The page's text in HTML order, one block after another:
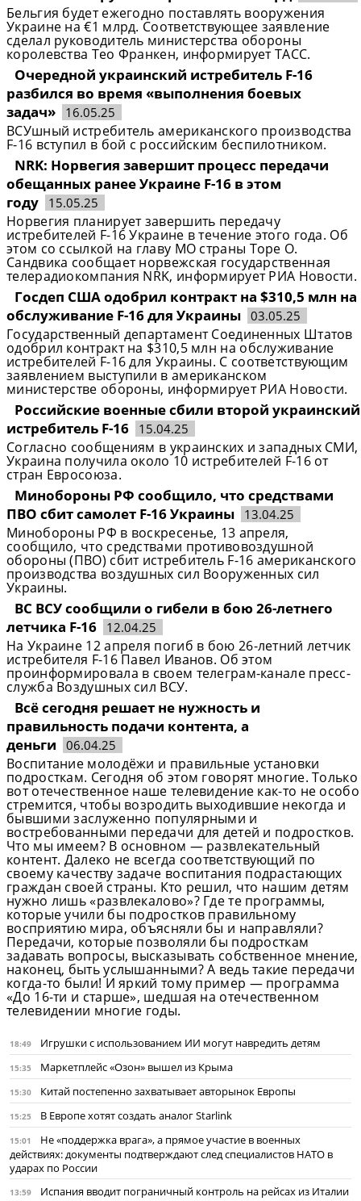
Бельгия будет ежегодно поставлять вооружения
Украине на €1 млрд. Соответствующее заявление
сделал руководитель министерства обороны
королевства Тео Франкен, информирует ТАСС.
Очередной украинский истребитель F-16
разбился во время «выполнения боевых
задач»
16.05.25
ВСУшный истребитель американского производства
F-16 вступил в бой с российским беспилотником.
NRK: Норвегия завершит процесс передачи
обещанных ранее Украине F-16 в этом
году
15.05.25
Норвегия планирует завершить передачу
истребителей F-16 Украине в течение этого года. Об
этом со ссылкой на главу МО страны Торе О.
Сандвика сообщает норвежская государственная
телерадиокомпания NRK, информирует РИА Новости.
Госдеп США одобрил контракт на $310,5 млн на
обслуживание F-16 для Украины 03.05.25
Государственный департамент Соединенных Штатов
одобрил контракт на $310,5 млн на обслуживание
истребителей F-16 для Украины. С соответствующим
заявлением выступили в американском
министерстве обороны, информирует РИА Новости.
Российские военные сбили второй украинский
истребитель F-16
15.04.25
Согласно сообщениям в украинских и западных СМИ,
Украина получила около 10 истребителей F-16 от
стран Евросоюза.
Минобороны РФ сообщило, что средствами
ПВО сбит самолет F-16 Украины
13.04.25
Минобороны РФ в воскресенье, 13 апреля,
сообщило, что средствами противовоздушной
обороны (ПВО) сбит истребитель F-16 американского
производства воздушных сил Вооруженных сил
Украины.
ВС ВСУ сообщили о гибели в бою 26-летнего
летчика F-16
12.04.25
На Украине 12 апреля погиб в бою 26-летний летчик
истребителя F-16 Павел Иванов. Об этом
проинформировала в своем телеграм-канале пресс-
служба Воздушных сил ВСУ.
Всё сегодня решает не нужность и
правильность подачи контента, а
деньги
06.04.25
Воспитание молодёжи и правильные установки
подросткам. Сегодня об этом говорят многие. Только
вот отечественное наше телевидение как-то не особо
стремится, чтобы возродить выходившие некогда и
бывшими заслуженно популярными и
востребованными передачи для детей и подростков.
Что мы имеем? В основном — развлекательный
контент. Далеко не всегда соответствующий по
своему качеству задаче воспитания подрастающих
граждан своей страны. Кто решил, что нашим детям
нужно лишь «развлекалово»? Где те программы,
которые учили бы подростков правильному
восприятию мира, объясняли бы и направляли?
Передачи, которые позволяли бы подросткам
задавать вопросы, высказывать собственное мнение,
наконец, быть услышанными? А ведь такие передачи
когда-то были! И яркий тому пример — программа
«До 16-ти и старше», шедшая на отечественном
телевидении многие годы.
18:49 Игрушки с использованием ИИ могут навредить детям
15:35 Маркетплейс «Озон» вышел из Крыма
15:30 Китай постепенно захватывает авторынок Европы
15:25 В Европе хотят создать аналог Starlink
15:01
Не «поддержка врага», а прямое участие в военных
действиях: документы подтверждают след специалистов НАТО в
ударах по России
13:59 Испания вводит пограничный контроль на рейсах из Италии